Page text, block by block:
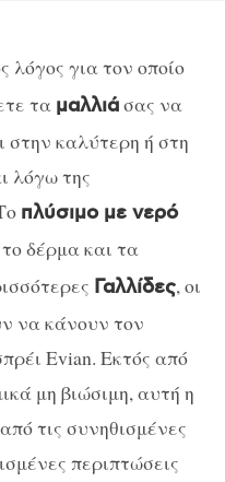
λόγος για τον οποίο
τα μαλλιάσας να
στην καλύτερη ή στη
λόγω της
πλύσιμο με νερό
δέρμα και τα
Γαλλίδες, οι
να κάνουν τον
Evian. Εκτός από
μη βιώσιμη, αυτή η
τις συνηθισμένες
περιπτώσεις